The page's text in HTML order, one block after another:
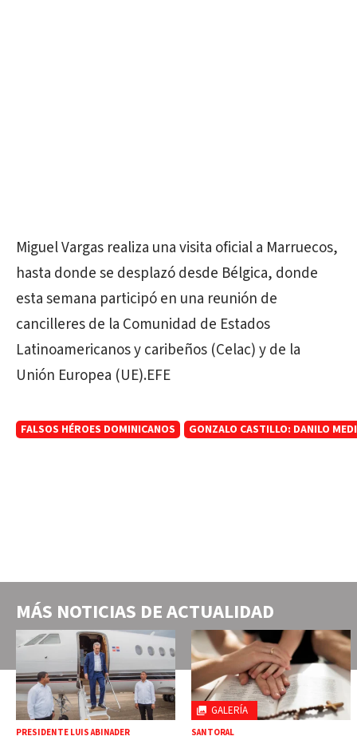
Miguel Vargas realiza una visita oficial a Marruecos,
hasta donde se desplazó desde Bélgica, donde
esta semana participó en una reunión de
cancilleres de la Comunidad de Estados
Latinoamericanos y caribeños (Celac) y de la
Unión Europea (UE).EFE
FALSOS HÉROES DOMINICANOS GONZALO CASTILLO: DANILO
MÁS NOTICIAS DEACTUALIDAD
PRESIDENTE LUIS ABINADER
GALERÍA
SANTORAL